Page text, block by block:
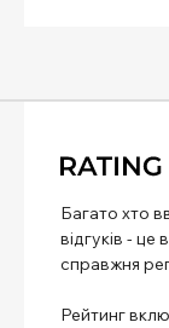
Багато хто
відгуків -
справжня
Рейтинг